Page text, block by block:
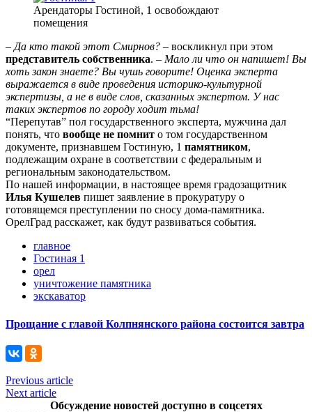
Арендаторы Гостиной, 1 освобождают
помещения
–Да кто такой этот Смирнов? – воскликнул при этом
представитель собственника. – Мало ли что он напишет! Вы
хоть закон знаете? Вы чушь говорите! Оценка эксперта
выражается в виде проведения историко-культурной
экспертизы, а не в виде слов, сказанных экспертом. У нас
таких экспертов по городу ходит тьма!
“Перепутав” пол государственного эксперта, мужчина дал
понять, что вообще не помнит о том государственном
документе, признавшем Гостиную, 1 памятником,
подлежащим охране в соответствии с федеральным и
региональным законодательством.
По нашей информации, в настоящее время градозащитник
Илья Кушелев пишет заявление в прокуратуру о
готовящемся преступлении по сносу дома-памятника.
ОрелГрад расскажет, как будут развиваться события.
главное
Гостиная 1
орел
уничтожение памятника
экскаватор
Прощание с главой Колпнянского района состоится завтра
Previous article
Next article
Обсуждение новостей доступно в соцсетях